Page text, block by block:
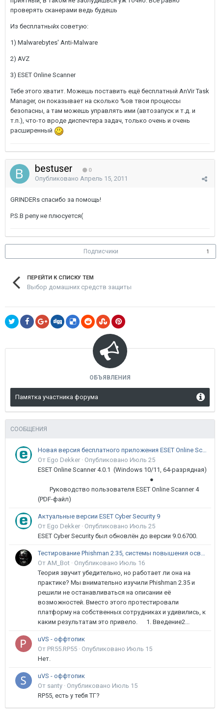
проверять сканерами ведь будешь
Из бесплатныйх советую:
1) Malwarebytes' Anti-Malware
2) AVZ
3) ESET Online Scanner
Тебе этого хватит. Можешь поставить ещё бесплатный AnVir Task
Manager, он показывает на сколько %ов твои процессы
безопасны, а там можешь управлять ими (автозапуск и т.д. и
т.п.), что-то вроде диспечтера задач, только очень и очень
расширенный
bestuser 0
Опубликовано Апрель 15, 2011
GRINDERs спасибо за помощь!
P.S.В репу не плюсуется(
Подписчики 1
ПЕРЕЙТИ К СПИСКУ ТЕМ
Выбор домашних средств защиты
ОБЪЯВЛЕНИЯ
Памятка участника форума
СООБЩЕНИЯ
Новая версия бесплатного приложения ESET Online Scanner доступна пользователям
От Ego Dekker · Опубликовано Июль 25
ESET Online Scanner 4.0.1 (Windows 10/11, 64-разрядная)
●
Руководство пользователя ESET Online Scanner 4
(PDF-файл)
Актуальные версии ESET Cyber Security 9
От Ego Dekker · Опубликовано Июль 25
ESET Cyber Security был обновлён до версии 9.0.6700.
Тестирование Phishman 2.35, системы повышения осведомлённости пользователей в сфере ИБ
От AM_Bot · Опубликовано Июль 16
Теория звучит убедительно, но работает ли она на
практике? Мы внимательно изучили Phishman 2.35 и
решили не останавливаться на описании её
возможностей. Вместо этого протестировали
платформу на собственных сотрудниках и удивились, к
каким результатам это привело. 1. Введение2...
uVS - оффтопик
От PR55.RP55 · Опубликовано Июль 15
Нет.
uVS - оффтопик
От santy · Опубликовано Июль 15
RP55, есть у тебя ТГ?